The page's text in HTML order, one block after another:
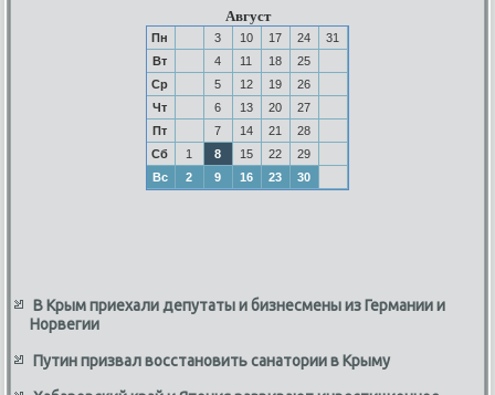
Август
Пн 3 10 17 24
31
Вт
4 11 18
25
Ср
5 12 19
26
Чт
6 13 20
27
Пт
7 14 21
28
Сб
1 8 15 22
29
Вс
2 9 16 23 30
В Крым приехали депутаты и бизнесмены из Германии и
Норвегии
Путин призвал восстановить санатории в Крыму